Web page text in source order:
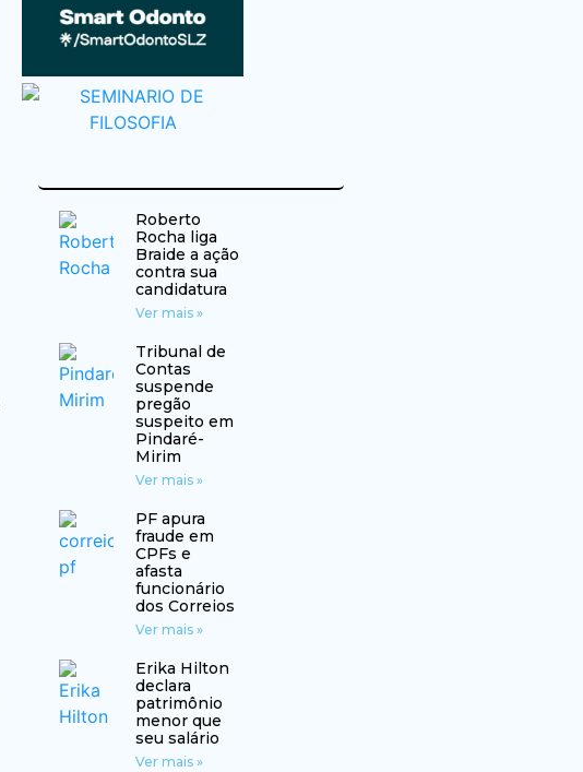
Roberto
Rocha liga
Braide a ação
contra sua
candidatura
Ver mais »
Tribunal de
Contas
suspende
pregão
suspeito em
Pindaré-
Mirim
Ver mais »
PF apura
fraude em
CPFs e
afasta
funcionário
dos Correios
Ver mais »
Erika Hilton
declara
patrimônio
menor que
seu salário
Ver mais »